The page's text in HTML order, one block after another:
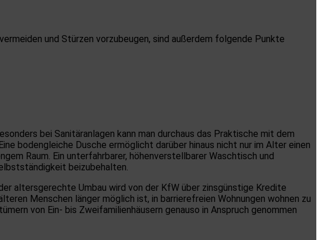
und Stürzen vorzubeugen, sind außerdem folgende Punkte
bei Sanitäranlagen kann man durchaus das Praktische mit dem
bodengleiche Dusche ermöglicht darüber hinaus nicht nur im Alter einen
Raum. Ein unterfahrbarer, höhenverstellbarer Waschtisch und
beizubehalten.
altersgerechte Umbau wird von der KfW über zinsgünstige Kredite
Menschen länger möglich ist, in barrierefreien Wohnungen wohnen zu
von Ein- bis Zweifamilienhäusern genauso in Anspruch genommen